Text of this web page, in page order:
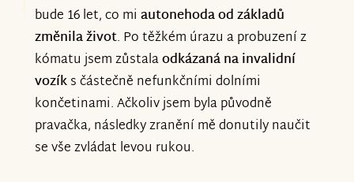
bude 16 let, co mi autonehoda od základů
změnila život. Po těžkém úrazu a probuzení z
kómatu jsem zůstalaodkázaná na invalidní
vozíks částečně nefunkčními dolními
končetinami. Ačkoliv jsem byla původně
pravačka, následky zranění mě donutily naučit
se vše zvládat levou rukou.